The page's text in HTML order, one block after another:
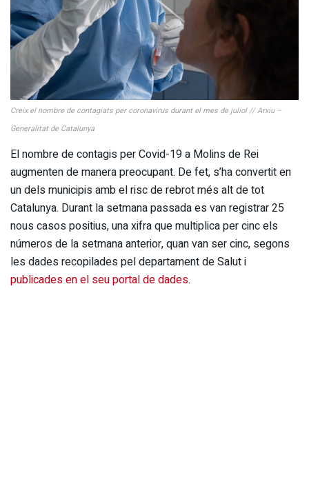
Creix el nombre de contagiats per coronavirus durant el mes de juliol // Arxiu –
Generalitat de Catalunya
El nombre de contagis per Covid-19 a Molins de Rei
augmenten de manera preocupant. De fet, s’ha convertit en
un dels municipis amb el risc de rebrot més alt de tot
Catalunya. Durant la setmana passada es van registrar 25
nous casos positius, una xifra que multiplica per cinc els
números de la setmana anterior, quan van ser cinc, segons
les dades recopilades pel departament de Salut i
publicades en el seu portal de dades.